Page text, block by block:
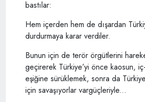
bastılar:
Hem içerden hem de dışardan
durdurmaya karar verdiler.
Bunun için de terör örgütlerini
geçirerek Türkiye’yi önce kaosun, iç-
eşiğine sürüklemek, sonra da
için savaşıyorlar vargüçleriyle...